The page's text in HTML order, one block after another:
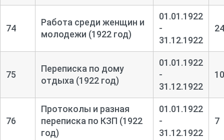
74
Работа среди женщин и
молодежи (1922 год)
01.01.1922
-
31.12.1922
24
75
Переписка по дому
отдыха (1922 год)
01.01.1922
-
31.12.1922
10
76
Протоколы и разная
переписка по КЗП (1922
год)
01.01.1922
-
31.12.1922
7